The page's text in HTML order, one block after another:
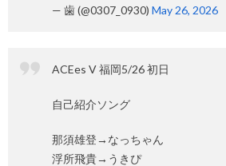
— 歯 (@0307_0930) May 26, 2026
ACEes V 福岡5/26 初日
自己紹介ソング
那須雄登→なっちゃん
浮所飛貴→うきぴ